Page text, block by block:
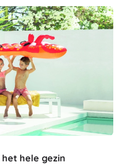
hele gezin